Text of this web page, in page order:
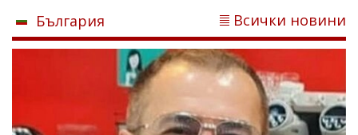
България Всички новини